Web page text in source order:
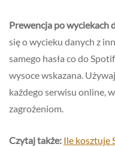
Prewencja po wyciekach
się o wycieku danych z
samego hasła co do
wysoce wskazana.
każdego serwisu online,
zagrożeniom.
Czytaj także: Ile kosztuje